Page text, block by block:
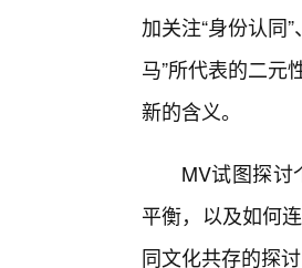
加关注“身份认同
马”所代表的二
新的含义。
MV试图探
平衡，以及如何
同文化共存的探